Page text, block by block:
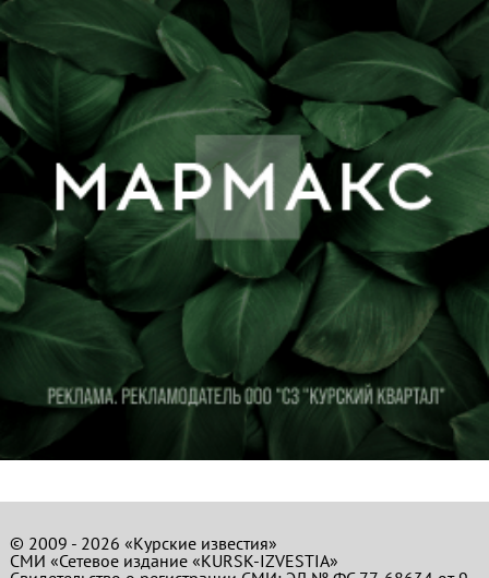
© 2009 - 2026 «Курские известия»
СМИ «Сетевое издание «KURSK-IZVESTIA»